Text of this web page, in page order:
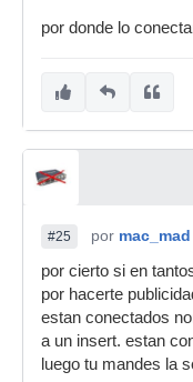
por donde lo
#25 por mac_mad
por cierto si en
por hacerte
estan conectados
a un insert. estan
luego tu mandes la